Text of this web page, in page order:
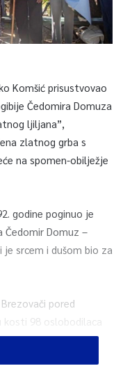
Komšić prisustvovao
Čedomira Domuza
ljiljana”,
zlatnog grba s
na spomen-obilježje
godine poginuo je
Čedomir Domuz –
srcem i dušom bio za
pored
98 oslobodilaca
što je izgubio život,